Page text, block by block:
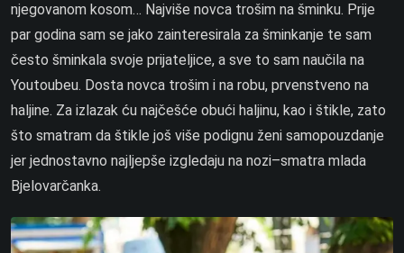
njegovanom kosom… Najviše novca trošim na šminku. Prije
par godina sam se jako zainteresirala za šminkanje te sam
često šminkala svoje prijateljice, a sve to sam naučila na
Youtoubeu. Dosta novca trošim i na robu, prvenstveno na
haljine. Za izlazak ću najčešće obući haljinu, kao i štikle, zato
što smatram da štikle još više podignu ženi samopouzdanje
jer jednostavno najljepše izgledaju na nozi–smatra mlada
Bjelovarčanka.